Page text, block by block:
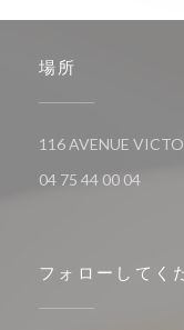
場所
116 AVENUE
04 75 44 00 04
フォローしてく